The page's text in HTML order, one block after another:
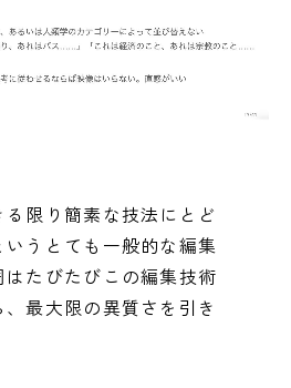
限り簡素な技法にとど
うとても一般的な編集
たびたびこの編集技術
最大限の異質さを引き